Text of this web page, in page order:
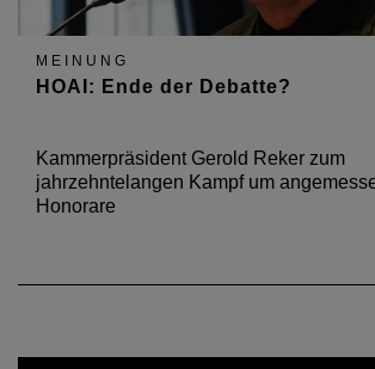
MEINUNG
HOAI: Ende der Debatte?
Kammerpräsident Gerold Reker zum
jahrzehntelangen Kampf um
Honorare